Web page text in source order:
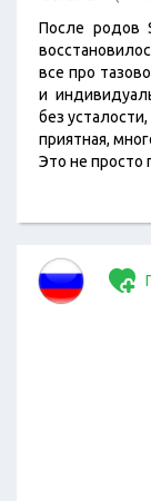
После родов
все про
и
без
приятная,
Это не просто